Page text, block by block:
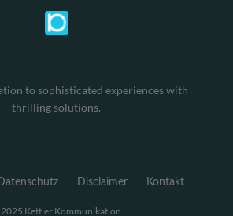
to sophisticated experiences with
thrilling solutions.
Disclaimer Kontakt
Kettler Kommunikation